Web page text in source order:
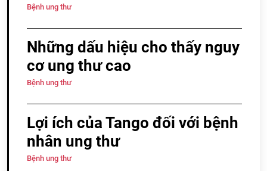
Bệnh ung thư
Những dấu hiệu cho thấy nguy
cơ ung thư cao
Bệnh ung thư
Lợi ích của Tango đối với bệnh
nhân ung thư
Bệnh ung thư